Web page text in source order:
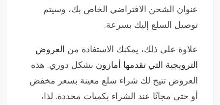
عنوان الشحن الافتراضي الخاص بك، وسيتم
توصيل السلع إليك بسرعة.
علاوة على ذلك، يمكنك الاستفادة من العروض
الترويجية التي تقدمها أمازون بشكل دوري. هذه
العروض تتيح لك شراء سلع معينة بسعر مخفض
أو حتى مجانًا عند الشراء بكميات محددة. لذا،